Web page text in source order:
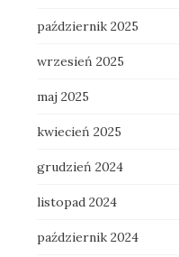
październik 2025
wrzesień 2025
maj 2025
kwiecień 2025
grudzień 2024
listopad 2024
październik 2024